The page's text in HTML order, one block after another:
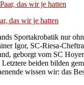
das wir je hatten
Sportakrobatik nur
Igor, SC-Riesa-
geborgt vom SC
beiden bilden
wissen wir: das